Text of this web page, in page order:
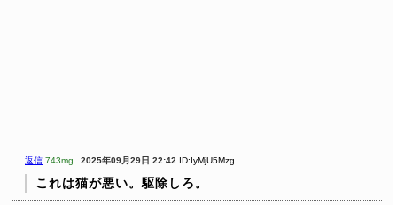
返信 743mg 2025年09月29日 22:42 ID:IyMjU5Mzg
これは猫が悪い。駆除しろ。